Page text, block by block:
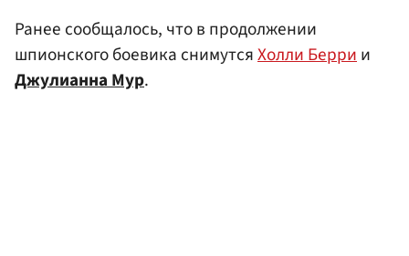
Ранее сообщалось, что в продолжении
шпионского боевика снимутсяХолли Беррии
Джулианна Мур.